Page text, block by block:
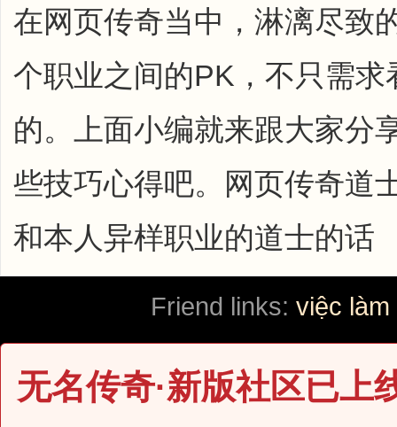
在网页传奇当中，淋漓尽致
个职业之间的PK，不只需
的。上面小编就来跟大家分
些技巧心得吧。网页传奇道
和本人异样职业的道士的话
Friend links: việc làm
无名传奇·新版社区已上